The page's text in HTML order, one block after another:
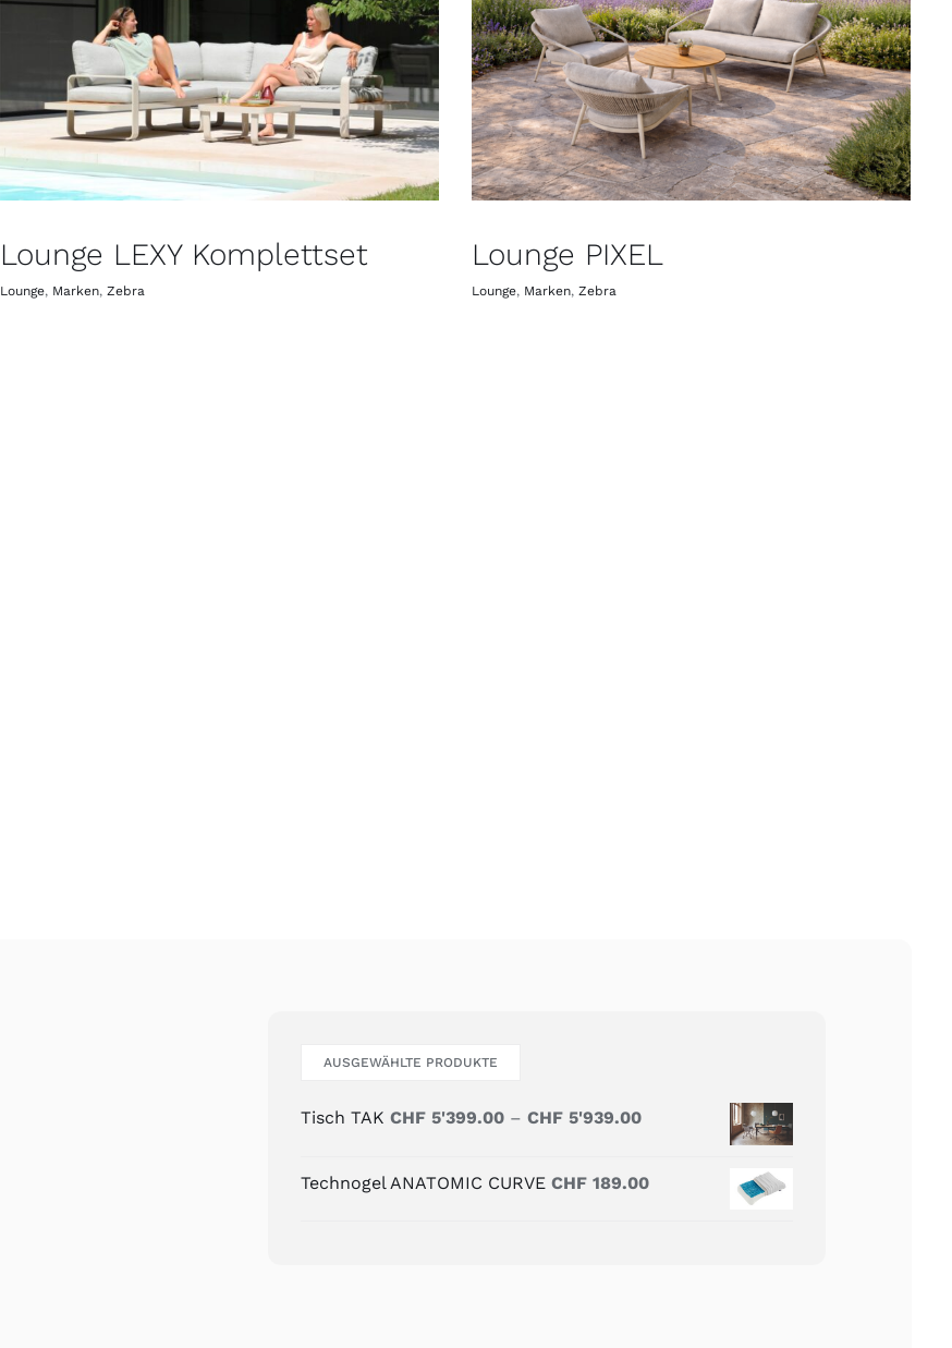
Lounge LEXY Komplettset
Lounge, Marken, Zebra
Lounge PIXEL
Lounge, Marken, Zebra
AUSGEWÄHLTE PRODUKTE
Tisch TAK CHF 5'399.00 –CHF 5'939.00Preisspanne:
CHF 5'399.00
bis
CHF 5'939.00
Technogel ANATOMIC CURVE CHF 189.00